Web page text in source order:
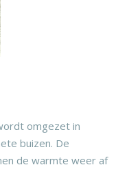
omgezet in
buizen. De
de warmte weer af